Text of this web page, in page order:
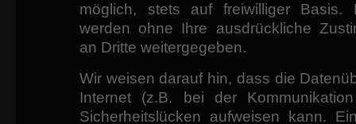
möglich, stets auf freiwilliger Basis.
werden ohne Ihre ausdrückliche
an Dritte weitergegeben.
Wir weisen darauf hin, dass die
Internet (z.B. bei der
Sicherheitslücken aufweisen kann.